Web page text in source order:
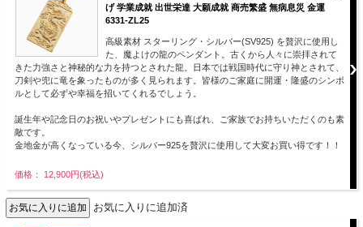
げ 学業成就 出世栄達 大願成就 商売繁盛 無病息災 金運
6331-ZL25
高級素材 スターリング・シルバー(SV925) を贅沢に使用し
た、魔よけの龍のペンダント。古くから人々に崇拝されて
きた力強さと神秘的な力を持つとされた龍。日本では戦国時代に守り神とされて、
刀剣や兜に竜を象ったものが多く見られます。皆様のご家庭に開運・隆盛のシンボ
ルとして必ずや幸福を招いてくれるでしょう。
誕生年や記念日のお祝いやプレゼントにも喜ばれ、ご家族でお持ちいただくのも素
敵です。
金地金が高くなっている今、シルバー925を贅沢に使用して大変お買い得です！！
価格： 12,900円(税込)
お気に入りに追加済